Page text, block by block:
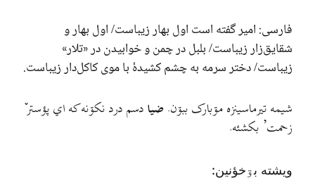
فارسی: امیر گفته است اول بهار زیباست/ اول بهار و
شقایق‌زار زیباست/ بلبل در چمن و خوابیدن در «تلار»
زیباست/ دختر سرمه به چشم کشیدهٔ با موی کاکل‌دار زیباست.
شیمه تیرماسینزه مۊبارک ببۊن. ضیا دسم درد نکۊنه که اي پؤستر ٚ
زحمت’ بکشئه.
ويشته بۊخؤنين: